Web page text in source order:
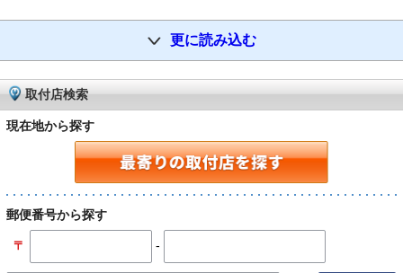
更に読み込む
取付店検索
現在地から探す
郵便番号から探す
〒 -